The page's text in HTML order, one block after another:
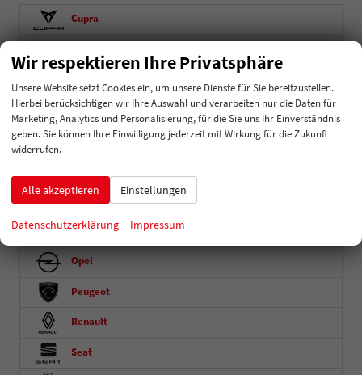
Cupra
Hyundai
Kia
Nissan
Opel
Peugeot
Renault
Seat
Wir respektieren Ihre Privatsphäre
Unsere Website setzt Cookies ein, um unsere Dienste für Sie bereitzustellen.
Hierbei berücksichtigen wir Ihre Auswahl und verarbeiten nur die Daten für
Marketing, Analytics und Personalisierung, für die Sie uns Ihr Einverständnis
geben. Sie können Ihre Einwilligung jederzeit mit Wirkung für die Zukunft
widerrufen.
Alle akzeptieren Einstellungen
Datenschutzerklärung Impressum